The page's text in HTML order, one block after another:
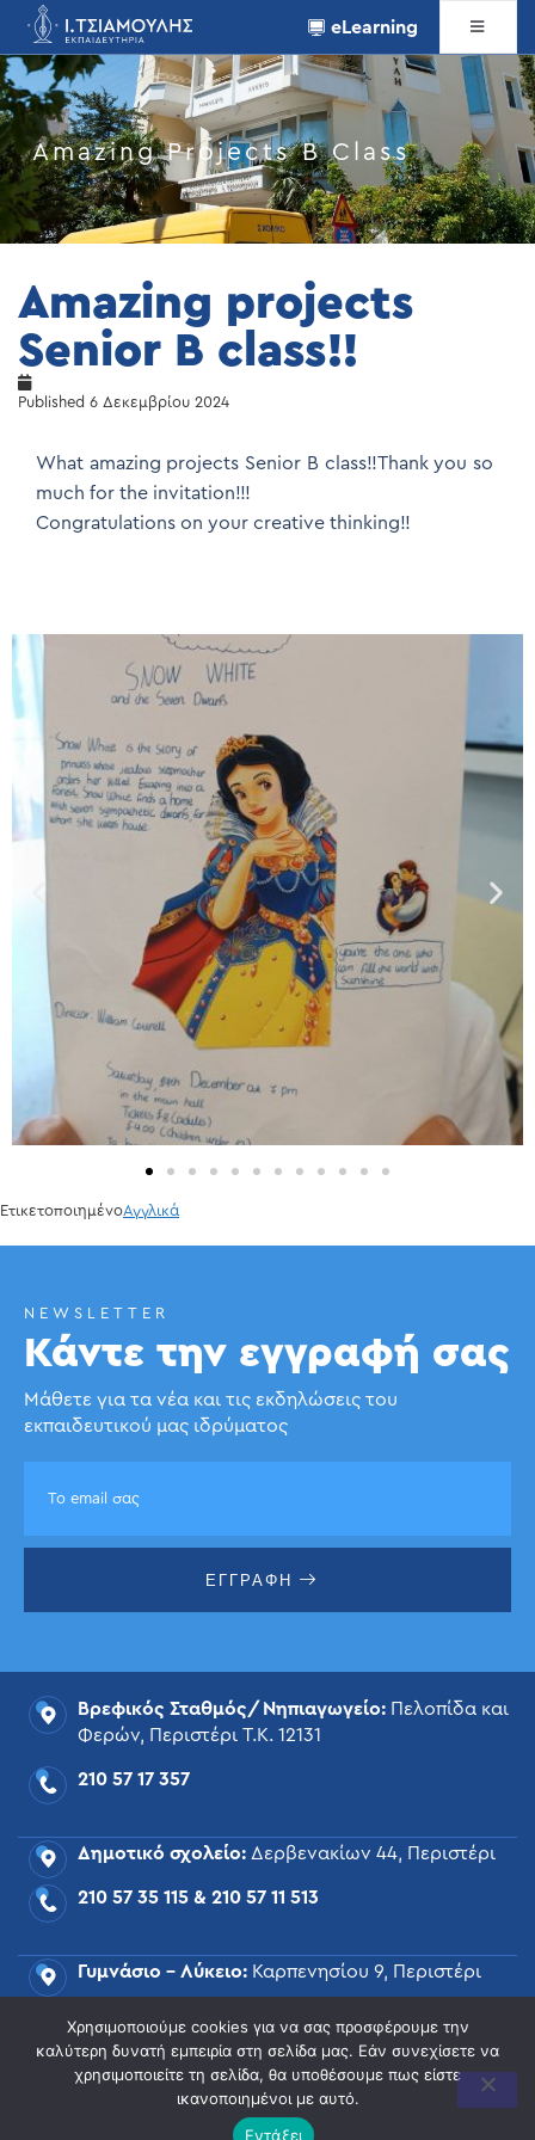
eLearning
Amazing Projects B Class
Amazing projects
Senior B class!!
Published 6 Δεκεμβρίου 2024
What amazing projects Senior B class!!Thank you so
much for the invitation!!!
Congratulations on your creative thinking!!
ΕτικετοποιημένοΑγγλικά
NEWSLETTER
Κάντε την εγγραφή σας
Μάθετε για τα νέα και τις εκδηλώσεις του
εκπαιδευτικού μας ιδρύματος
ΕΓΓΡΑΦΗ
Βρεφικός Σταθμός/Νηπιαγωγείο: Πελοπίδα και
Φερών, Περιστέρι Τ.Κ. 12131
210 57 17 357
Δημοτικό σχολείο: Δερβενακίων 44, Περιστέρι
210 57 35 115 &210 57 11 513
Γυμνάσιο – Λύκειο: Καρπενησίου 9, Περιστέρι
mail@tsiamoulis.gr
Χρησιμοποιούμε cookies για να σας προσφέρουμε την
καλύτερη δυνατή εμπειρία στη σελίδα μας. Εάν συνεχίσετε να
χρησιμοποιείτε τη σελίδα, θα υποθέσουμε πως είστε
ικανοποιημένοι με αυτό.
Εντάξει